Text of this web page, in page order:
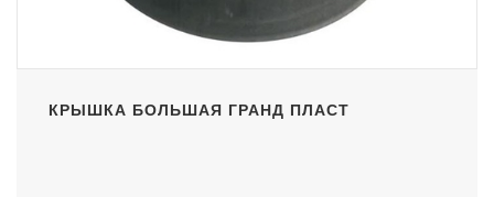
КРЫШКА БОЛЬШАЯ ГРАНД ПЛАСТ